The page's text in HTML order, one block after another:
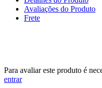
Avaliações do Produto
Frete
Para avaliar este produto é
entrar